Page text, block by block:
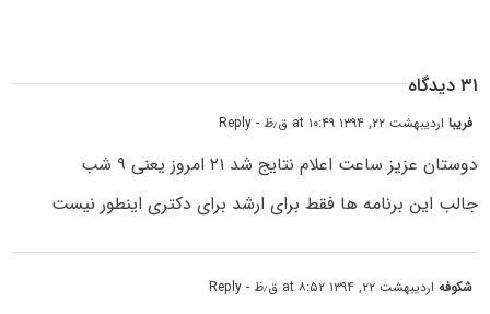
۳۱ دیدگاه
فریبااردیبهشت ۲۲, ۱۳۹۴ at ۱۰:۴۹ ق٫ظ - Reply
دوستان عزیز ساعت اعلام نتایج شد ۲۱ امروز یعنی ۹ شب
جالب این برنامه ها فقط برای ارشد برای دکتری اینطور نیست
شکوفهاردیبهشت ۲۲, ۱۳۹۴ at ۸:۵۲ ق٫ظ - Reply